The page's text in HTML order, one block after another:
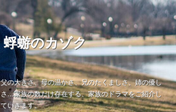
蜉蝣のカゾク
父の大きさ、母の温かさ、兄のたくましさ、姉の優し
さ…家族の数だけ存在する、家族のドラマをご紹介し
ていきます。